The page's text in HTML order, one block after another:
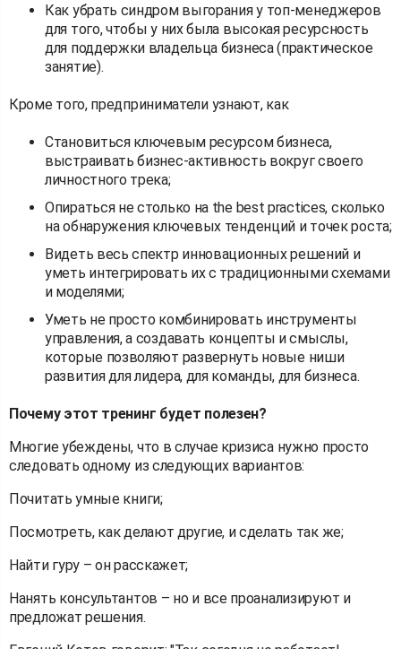
Как убрать синдром выгорания у топ-менеджеров
для того, чтобы у них была высокая ресурсность
для поддержки владельца бизнеса (практическое
занятие).
Кроме того, предприниматели узнают, как
Становиться ключевым ресурсом бизнеса,
выстраивать бизнес-активность вокруг своего
личностного трека;
Опираться не столько на the best practices, сколько
на обнаружения ключевых тенденций и точек роста;
Видеть весь спектр инновационных решений и
уметь интегрировать их с традиционными схемами
и моделями;
Уметь не просто комбинировать инструменты
управления, а создавать концепты и смыслы,
которые позволяют развернуть новые ниши
развития для лидера, для команды, для бизнеса.
Почему этот тренинг будет полезен?
Многие убеждены, что в случае кризиса нужно просто
следовать одному из следующих вариантов:
Почитать умные книги;
Посмотреть, как делают другие, и сделать так же;
Найти гуру – он расскажет;
Нанять консультантов – но и все проанализируют и
предложат решения.